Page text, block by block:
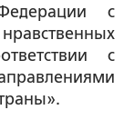
Федерации с
с